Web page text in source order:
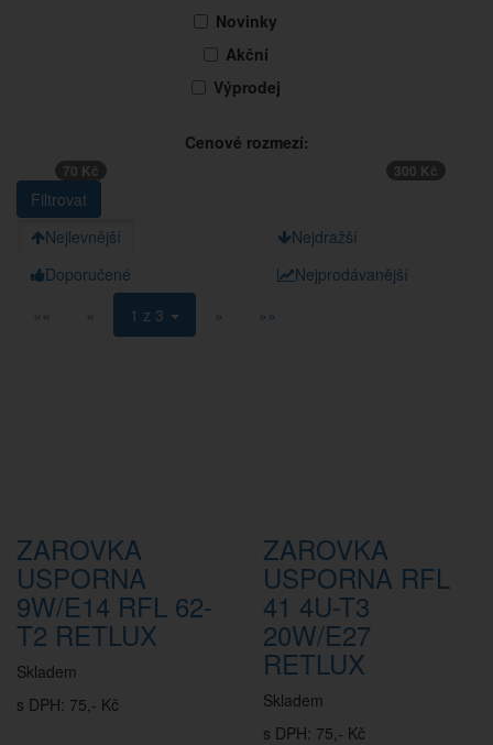
Novinky
Akční
Výprodej
Cenové rozmezí:
70 Kč 300 Kč
Nejlevnější
Nejdražší
Doporučené
Nejprodávanější
««
« 1 z 3 » »»
ZAROVKA
USPORNA
9W/E14 RFL 62-
T2 RETLUX
Skladem
s DPH: 75,- Kč
ZAROVKA
USPORNA RFL
41 4U-T3
20W/E27
RETLUX
Skladem
s DPH: 75,- Kč